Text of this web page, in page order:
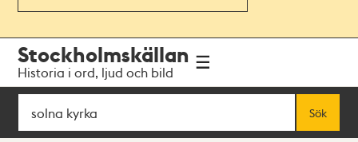
navigationen
huvudinnehållet
Stockholmskällan
Historia i ord, ljud och bild
Sök
Sök